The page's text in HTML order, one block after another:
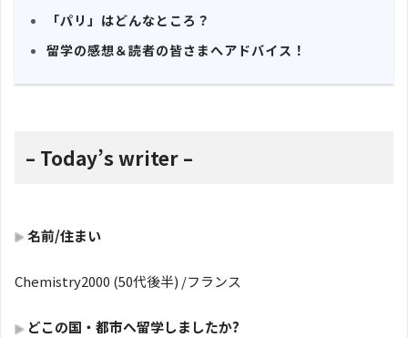
「パリ」はどんなところ？
留学の感想＆読者の皆さまへアドバイス！
– Today’s writer –
名前/住まい
Chemistry2000 (50代後半) /フランス
どこの国・都市へ留学しましたか?